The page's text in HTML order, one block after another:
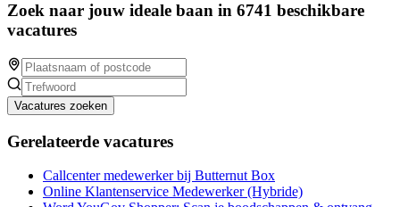
Zoek naar jouw ideale baan in 6741 beschikbare
vacatures
Vacatures zoeken
Gerelateerde vacatures
Callcenter medewerker bij Butternut Box
Online Klantenservice Medewerker (Hybride)